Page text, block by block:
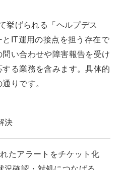
挙げられる「ヘルプデス
IT運用の接点を担う存在で
い合わせや障害報告を受け
る業務を含みます。具体的
りです。
決
たアラートをチケット化